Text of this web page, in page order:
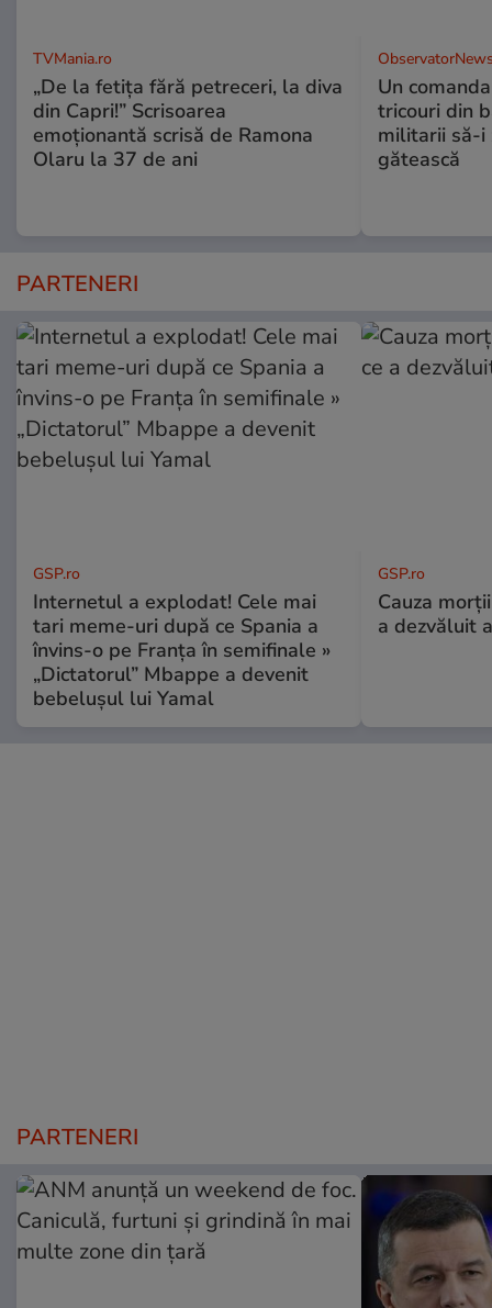
TVMania.ro
„De la fetița fără petreceri, la diva
din Capri!” Scrisoarea
emoționantă scrisă de Ramona
Olaru la 37 de ani
Un
tricouri din
militarii să-i
gătească
PARTENERI
GSP.ro
Internetul a explodat! Cele mai
tari meme-uri după ce Spania a
învins-o pe Franța în semifinale »
„Dictatorul” Mbappe a devenit
bebelușul lui Yamal
GSP.ro
Cauza
a dezvăluit
PARTENERI